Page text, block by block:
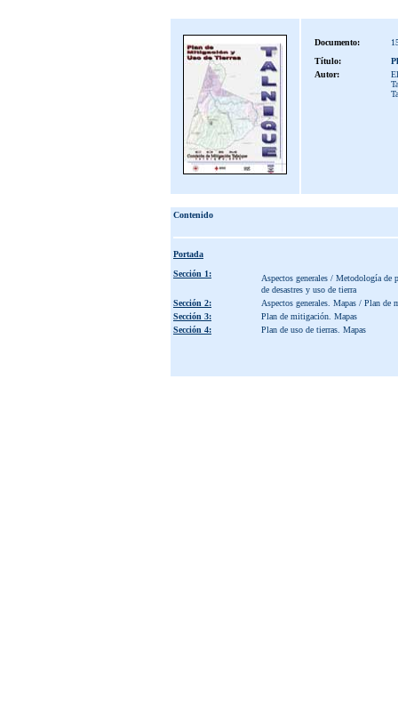
Documento:
Título:
Autor:
Contenido
Portada
Sección 1:
Aspectos generales / Metodología de
de desastres y uso de tierra
Sección 2:
Aspectos generales. Mapas / Plan de
Sección 3:
Plan de mitigación. Mapas
Sección 4:
Plan de uso de tierras. Mapas